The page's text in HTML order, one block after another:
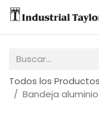
Todos los Productos
Bandeja